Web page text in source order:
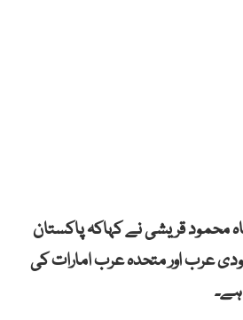
محمود قریشی نے کہاکہ پاکستان
عرب اور متحدہ عرب امارات کی